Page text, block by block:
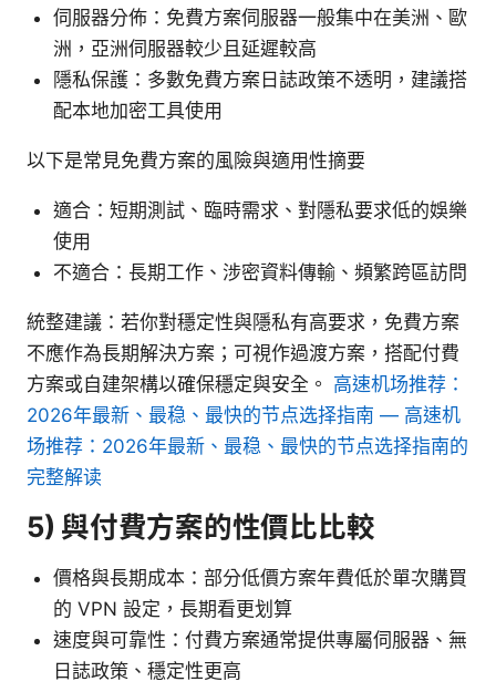
伺服器分佈：免費方案伺服器一般集中在美洲、歐
洲，亞洲伺服器較少且延遲較高
隱私保護：多數免費方案日誌政策不透明，建議搭
配本地加密工具使用
以下是常見免費方案的風險與適用性摘要
適合：短期測試、臨時需求、對隱私要求低的娛樂
使用
不適合：長期工作、涉密資料傳輸、頻繁跨區訪問
統整建議：若你對穩定性與隱私有高要求，免費方案
不應作為長期解決方案；可視作過渡方案，搭配付費
方案或自建架構以確保穩定與安全。 高速机场推荐：
2026年最新、最稳、最快的节点选择指南 — 高速机
场推荐：2026年最新、最稳、最快的节点选择指南的
完整解读
5) 與付費方案的性價比比較
價格與長期成本：部分低價方案年費低於單次購買
的 VPN 設定，長期看更划算
速度與可靠性：付費方案通常提供專屬伺服器、無
日誌政策、穩定性更高